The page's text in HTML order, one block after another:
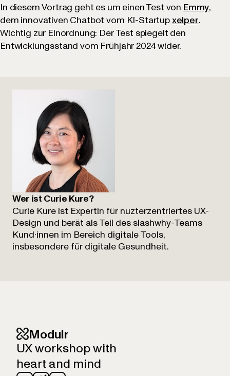
In diesem Vortrag geht es um einen Test von Emmy,
dem innovativen Chatbot vom KI-Startupxelper.
Wichtig zur Einordnung: Der Test spiegelt den
Entwicklungsstand vom Frühjahr 2024 wider.
Wer ist Curie Kure?
Curie Kure ist Expertin für nuzterzentriertes UX-
Design und berät als Teil des slashwhy-Teams
Kund·innen im Bereich digitale Tools,
insbesondere für digitale Gesundheit.
Modulr
UX workshop with
heart and mind